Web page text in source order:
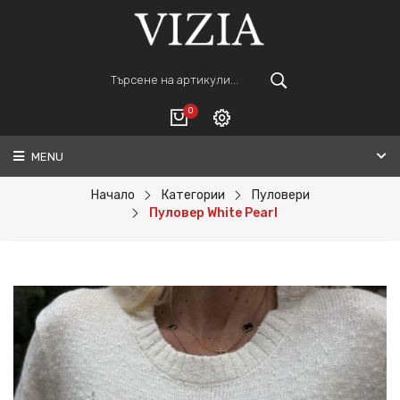
0
ВАШАТА КОЛИЧКА Е ПРАЗНА.
ПОРЪЧАЙ
Регистрация
MENU
Начало Категории
Пуловери
Пуловер White Pearl